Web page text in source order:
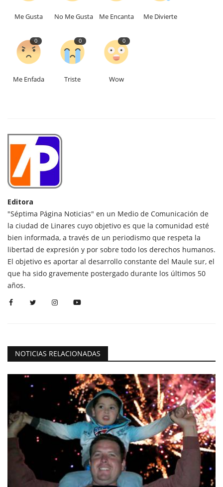
Me Gusta No Me Gusta Me Encanta Me Divierte
0
Me Enfada
0
Triste
0
Wow
Editora
"Séptima Página Noticias" en un Medio de Comunicación de
la ciudad de Linares cuyo objetivo es que la comunidad esté
bien informada, a través de un periodismo que respeta la
libertad de expresión y por sobre todo los derechos humanos.
El objetivo es aportar al desarrollo constante del Maule sur, el
que ha sido gravemente postergado durante los últimos 50
años.
NOTICIAS RELACIONADAS